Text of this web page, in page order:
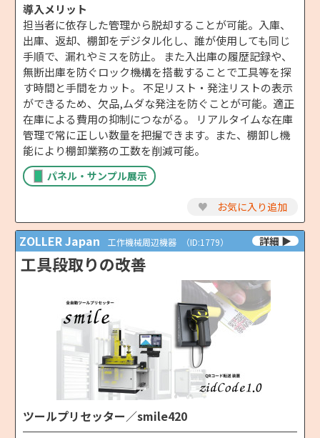
導入メリット
担当者に依存した管理から脱却することが可能。入庫、
出庫、返却、棚卸をデジタル化し、誰が使用しても同じ
手順で、漏れやミスを防止。 また入出庫の履歴記録や、
無断出庫を防ぐロック機構を搭載することで工具等を探
す時間と手間をカット。 不足リスト・発注リストの表示
ができるため、欠品,ムダな発注を防ぐことが可能。適正
在庫による費用の抑制につながる。 リアルタイムな在庫
管理で常に正しい数量を把握できます。また、棚卸し機
能により棚卸業務の工数を削減可能。
パネル・サンプル展示
♥ お気に入り追加
ZOLLER Japan 工作機械周辺機器 （ID:1779）
工具段取りの改善
ツールプリセッター／smile420